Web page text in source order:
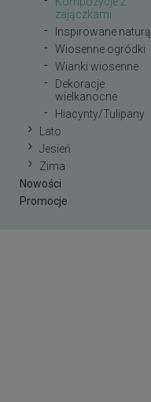
zajączkami
Inspirowane naturą
Wiosenne ogródki
Wianki wiosenne
Dekoracje
wielkanocne
Hiacynty/Tulipany
Lato
Jesień
Zima
Nowości
Promocje